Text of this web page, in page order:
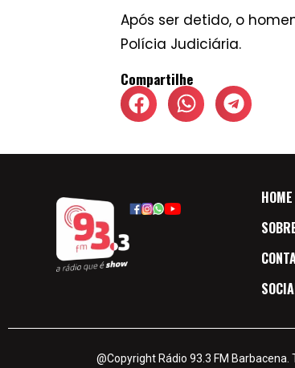
Após ser detido, o
Polícia Judiciária.
Compartilhe
HOME
@Copyright Rádio 93.3 FM